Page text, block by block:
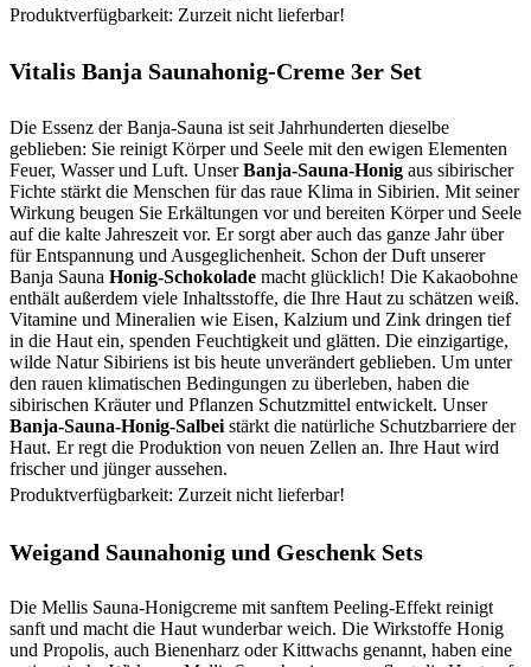
Produktverfügbarkeit: Zurzeit nicht lieferbar!
Vitalis Banja Saunahonig-Creme 3er Set
Die Essenz der Banja-Sauna ist seit Jahrhunderten dieselbe
geblieben: Sie reinigt Körper und Seele mit den ewigen Elementen
Feuer, Wasser und Luft. UnserBanja-Sauna-Honig aus sibirischer
Fichte stärkt die Menschen für das raue Klima in Sibirien. Mit seiner
Wirkung beugen Sie Erkältungen vor und bereiten Körper und Seele
auf die kalte Jahreszeit vor. Er sorgt aber auch das ganze Jahr über
für Entspannung und Ausgeglichenheit. Schon der Duft unserer
Banja Sauna Honig-Schokolade macht glücklich! Die Kakaobohne
enthält außerdem viele Inhaltsstoffe, die Ihre Haut zu schätzen weiß.
Vitamine und Mineralien wie Eisen, Kalzium und Zink dringen tief
in die Haut ein, spenden Feuchtigkeit und glätten. Die einzigartige,
wilde Natur Sibiriens ist bis heute unverändert geblieben. Um unter
den rauen klimatischen Bedingungen zu überleben, haben die
sibirischen Kräuter und Pflanzen Schutzmittel entwickelt. Unser
Banja-Sauna-Honig-Salbei stärkt die natürliche Schutzbarriere der
Haut. Er regt die Produktion von neuen Zellen an. Ihre Haut wird
frischer und jünger aussehen.
Produktverfügbarkeit: Zurzeit nicht lieferbar!
Weigand Saunahonig und Geschenk Sets
Die Mellis Sauna-Honigcreme mit sanftem Peeling-Effekt reinigt
sanft und macht die Haut wunderbar weich. Die Wirkstoffe Honig
und Propolis, auch Bienenharz oder Kittwachs genannt, haben eine